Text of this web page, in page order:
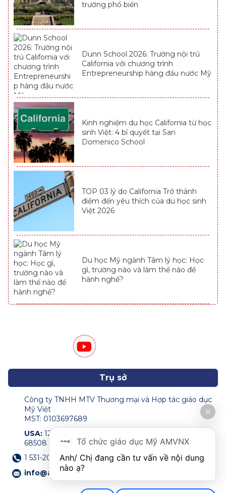
trường phổ biến
Dunn School 2026: Trường nội trú
California với chương trình
Entrepreneurship hàng đầu nước Mỹ
Kinh nghiệm du học California từ học
sinh Việt: 4 bí quyết tại San
Domenico School
TOP 03 lý do California Trở thành
điểm đến yêu thích của du học sinh
Việt 2026
Du học Mỹ ngành Tâm lý học: Học
gì, trường nào và làm thế nào để
hành nghề?
Trụ sở
Công ty TNHH MTV Thương mại và Hợp tác giáo dục
Mỹ Việt
MST: 0103697689
USA: 122 N 11th Street Suite 200,Lincoln, NE, USA
68508
1 531-207-0009
info@amvnx.com
Tổ chức giáo dục Mỹ AMVNX
Anh/ Chị đang cần tư vấn về nội dung
nào ạ?